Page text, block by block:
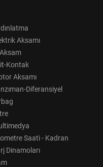
Aksamı
Kontak
Aksamı
Diferansiyel
Saati - Kadran
Dinamoları